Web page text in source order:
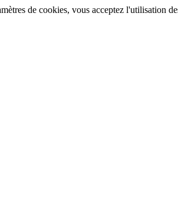
de cookies, vous acceptez l'utilisation